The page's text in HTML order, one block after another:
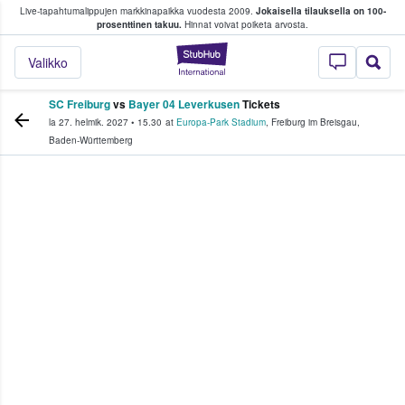
Live-tapahtumalippujen markkinapaikka vuodesta 2009. Jokaisella tilauksella on 100-
prosenttinen takuu. Hinnat voivat poiketa arvosta.
StubHub -
Valikko
fanit ostavat ja myyvät lippuja
SC Freiburgvs Bayer 04 LeverkusenTickets
la 27. helmik. 2027 • 15.30 at Europa-Park Stadium, Freiburg im Breisgau,
Baden-Württemberg